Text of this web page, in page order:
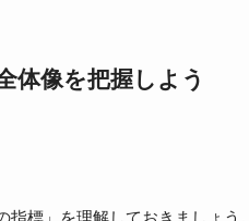
体像を把握しよう
標」を理解しておきましょう。